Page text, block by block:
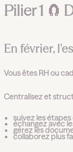
Pilier 1 🧲
En février,
Vous êtes RH ou
Centralisez et
suivez les
échangez avec
gérez les
collaborez plus